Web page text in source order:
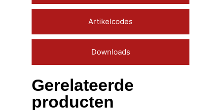
Artikelcodes
Downloads
Gerelateerde
producten